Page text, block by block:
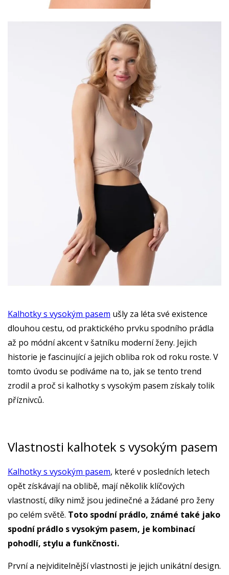
Kalhotky s vysokým pasem ušly za léta své existence
dlouhou cestu, od praktického prvku spodního prádla
až po módní akcent v šatníku moderní ženy. Jejich
historie je fascinující a jejich obliba rok od roku roste. V
tomto úvodu se podíváme na to, jak se tento trend
zrodil a proč si kalhotky s vysokým pasem získaly tolik
příznivců.
Vlastnosti kalhotek s vysokým pasem
Kalhotky s vysokým pasem, které v posledních letech
opět získávají na oblibě, mají několik klíčových
vlastností, díky nimž jsou jedinečné a žádané pro ženy
po celém světě. Toto spodní prádlo, známé také jako
spodní prádlo s vysokým pasem, je kombinací
pohodlí, stylu a funkčnosti.
První a nejviditelnější vlastnosti je jejich unikátní design.